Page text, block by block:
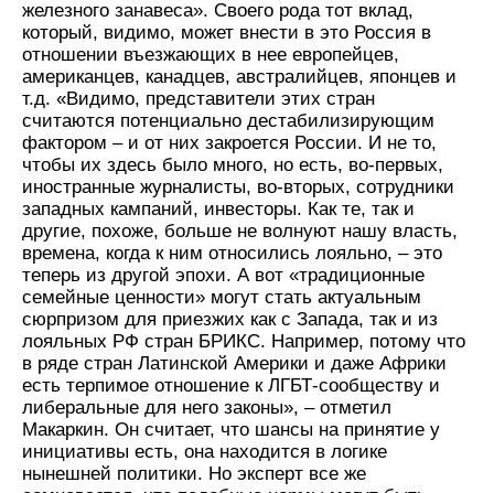
железного занавеса». Своего рода тот вклад,
который, видимо, может внести в это Россия в
отношении въезжающих в нее европейцев,
американцев, канадцев, австралийцев, японцев и
т.д. «Видимо, представители этих стран
считаются потенциально дестабилизирующим
фактором – и от них закроется России. И не то,
чтобы их здесь было много, но есть, во-первых,
иностранные журналисты, во-вторых, сотрудники
западных кампаний, инвесторы. Как те, так и
другие, похоже, больше не волнуют нашу власть,
времена, когда к ним относились лояльно, – это
теперь из другой эпохи. А вот «традиционные
семейные ценности» могут стать актуальным
сюрпризом для приезжих как с Запада, так и из
лояльных РФ стран БРИКС. Например, потому что
в ряде стран Латинской Америки и даже Африки
есть терпимое отношение к ЛГБТ-сообществу и
либеральные для него законы», – отметил
Макаркин. Он считает, что шансы на принятие у
инициативы есть, она находится в логике
нынешней политики. Но эксперт все же